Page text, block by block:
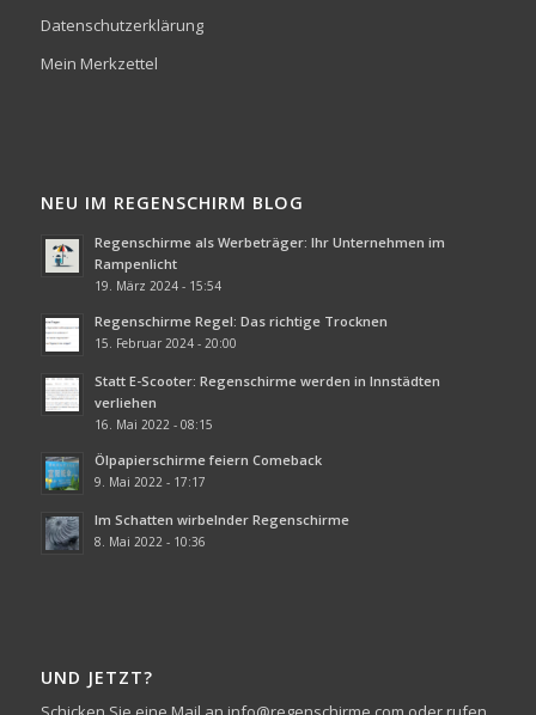
Datenschutzerklärung
Mein Merkzettel
NEU IM REGENSCHIRM BLOG
Regenschirme als Werbeträger: Ihr Unternehmen im
Rampenlicht
19. März 2024 - 15:54
Regenschirme Regel: Das richtige Trocknen
15. Februar 2024 - 20:00
Statt E-Scooter: Regenschirme werden in Innstädten
verliehen
16. Mai 2022 - 08:15
Ölpapierschirme feiern Comeback
9. Mai 2022 - 17:17
Im Schatten wirbelnder Regenschirme
8. Mai 2022 - 10:36
UND JETZT?